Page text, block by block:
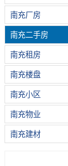
南充厂房
南充二手房
南充租房
南充楼盘
南充小区
南充物业
南充建材